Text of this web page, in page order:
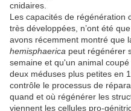
cnidaires.
Les capacités de régénération
très développées, n’ont été
avons récemment montré que
hemisphaerica peut régénérer
semaine et qu'un animal
deux méduses plus petites en
contrôle le processus de
quand et où régénérer les
viennent les cellules pro-